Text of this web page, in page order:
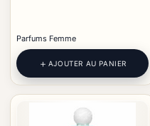
Parfums Femme
AJOUTER AU PANIER